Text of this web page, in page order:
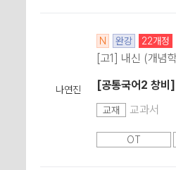
나연진
N 완강 22개정
[고1] 내신 (개념
[공통국어2 창비
교재 교과서
OT